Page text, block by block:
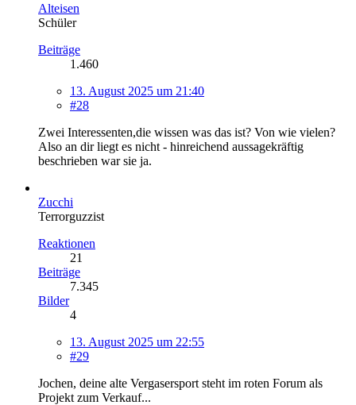
Alteisen
Schüler
Beiträge
1.460
13. August 2025 um 21:40
#28
Zwei Interessenten,die wissen was das ist? Von wie vielen?
Also an dir liegt es nicht - hinreichend aussagekräftig
beschrieben war sie ja.
Zucchi
Terrorguzzist
Reaktionen
21
Beiträge
7.345
Bilder
4
13. August 2025 um 22:55
#29
Jochen, deine alte Vergasersport steht im roten Forum als
Projekt zum Verkauf...